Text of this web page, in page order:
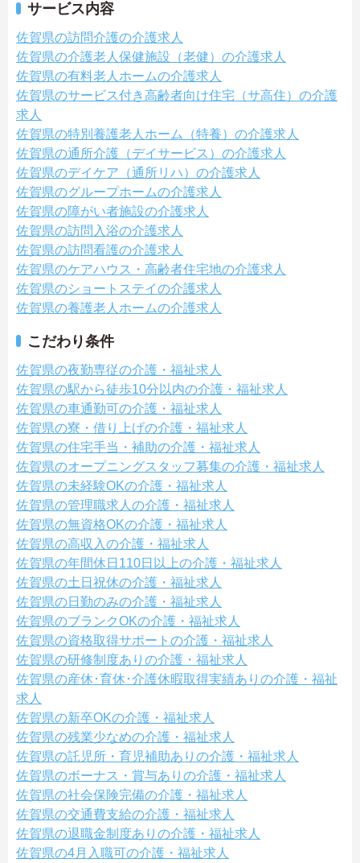
サービス内容
佐賀県の訪問介護の介護求人
佐賀県の介護老人保健施設（老健）の介護求人
佐賀県の有料老人ホームの介護求人
佐賀県のサービス付き高齢者向け住宅（サ高住）の介護
求人
佐賀県の特別養護老人ホーム（特養）の介護求人
佐賀県の通所介護（デイサービス）の介護求人
佐賀県のデイケア（通所リハ）の介護求人
佐賀県のグループホームの介護求人
佐賀県の障がい者施設の介護求人
佐賀県の訪問入浴の介護求人
佐賀県の訪問看護の介護求人
佐賀県のケアハウス・高齢者住宅地の介護求人
佐賀県のショートステイの介護求人
佐賀県の養護老人ホームの介護求人
こだわり条件
佐賀県の夜勤専従の介護・福祉求人
佐賀県の駅から徒歩10分以内の介護・福祉求人
佐賀県の車通勤可の介護・福祉求人
佐賀県の寮・借り上げの介護・福祉求人
佐賀県の住宅手当・補助の介護・福祉求人
佐賀県のオープニングスタッフ募集の介護・福祉求人
佐賀県の未経験OKの介護・福祉求人
佐賀県の管理職求人の介護・福祉求人
佐賀県の無資格OKの介護・福祉求人
佐賀県の高収入の介護・福祉求人
佐賀県の年間休日110日以上の介護・福祉求人
佐賀県の土日祝休の介護・福祉求人
佐賀県の日勤のみの介護・福祉求人
佐賀県のブランクOKの介護・福祉求人
佐賀県の資格取得サポートの介護・福祉求人
佐賀県の研修制度ありの介護・福祉求人
佐賀県の産休･育休･介護休暇取得実績ありの介護・福祉
求人
佐賀県の新卒OKの介護・福祉求人
佐賀県の残業少なめの介護・福祉求人
佐賀県の託児所・育児補助ありの介護・福祉求人
佐賀県のボーナス・賞与ありの介護・福祉求人
佐賀県の社会保険完備の介護・福祉求人
佐賀県の交通費支給の介護・福祉求人
佐賀県の退職金制度ありの介護・福祉求人
佐賀県の4月入職可の介護・福祉求人